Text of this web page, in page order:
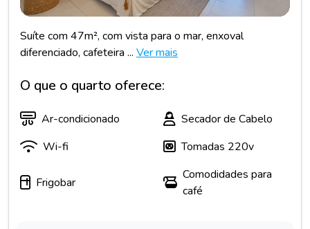
Suíte com 47m², com vista para o mar, enxoval
diferenciado, cafeteira ... Ver mais
O que o quarto oferece:
Ar-condicionado
Secador de Cabelo
Wi-fi
Tomadas 220v
Frigobar
Comodidades para
café